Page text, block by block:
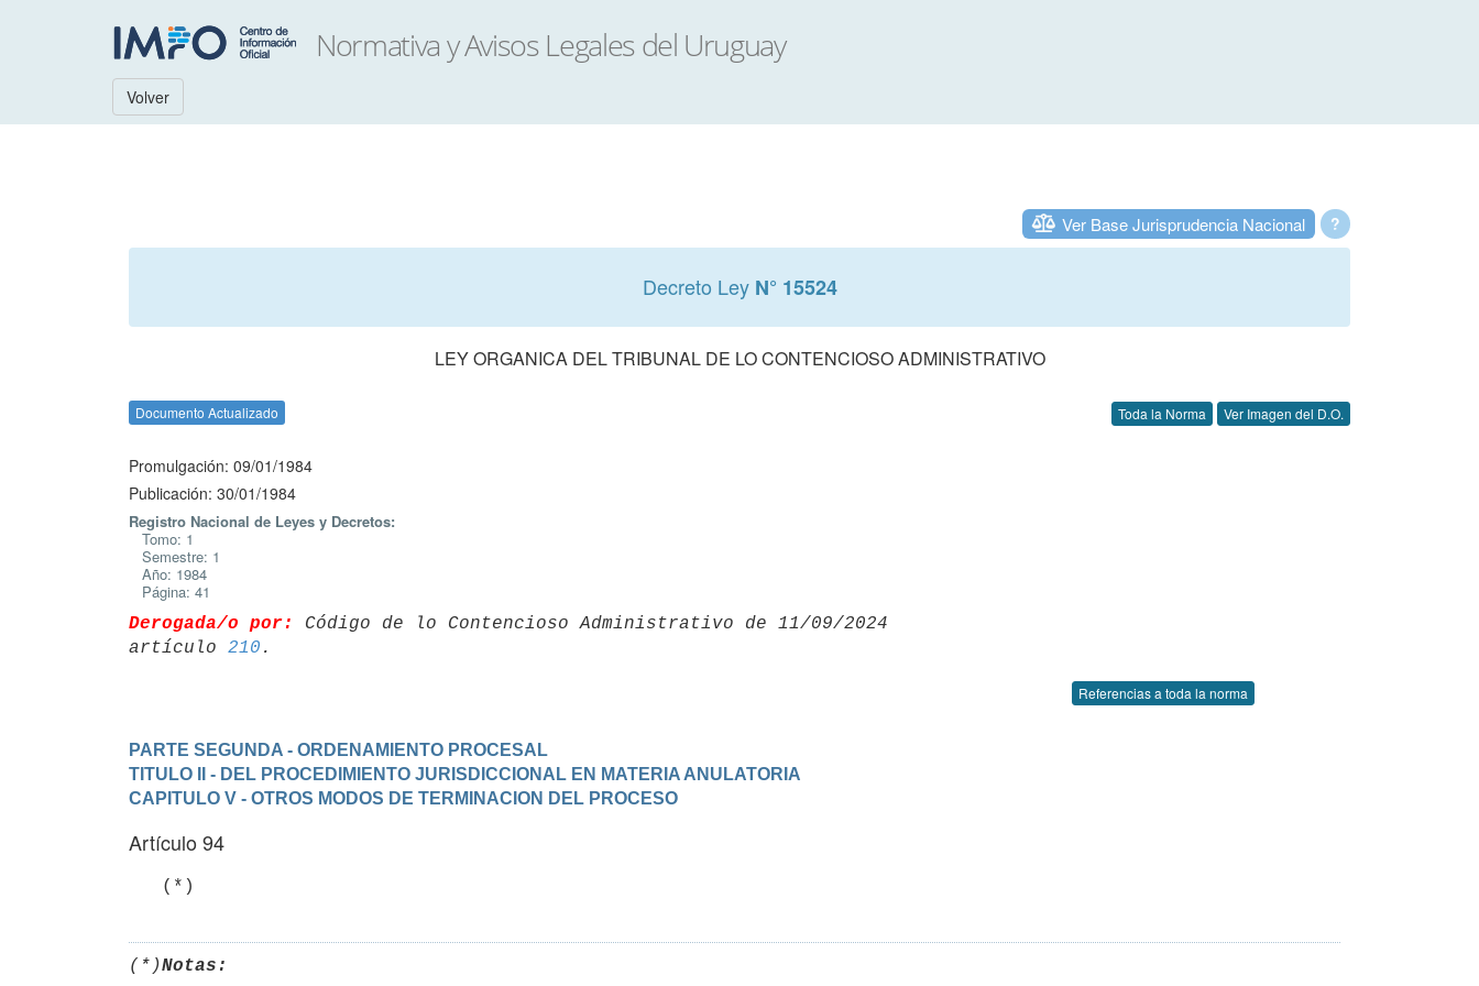
Volver
?
Ver Base Jurisprudencia Nacional
Decreto Ley N° 15524
LEY ORGANICA DEL TRIBUNAL DE LO CONTENCIOSO ADMINISTRATIVO
Documento Actualizado Toda la Norma Ver Imagen del D.O.
Promulgación: 09/01/1984
Publicación: 30/01/1984
Registro Nacional de Leyes y Decretos:
Tomo: 1
Semestre: 1
Año: 1984
Página: 41
Derogada/o por:
Código de lo Contencioso Administrativo de 11/09/2024
artículo 210
Referencias a toda la norma
PARTE SEGUNDA - ORDENAMIENTO PROCESAL
TITULO II - DEL PROCEDIMIENTO JURISDICCIONAL EN MATERIA ANULATORIA
CAPITULO V - OTROS MODOS DE TERMINACION DEL PROCESO
Artículo 94
   (*)
(*)Notas: